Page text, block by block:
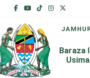
Baraza